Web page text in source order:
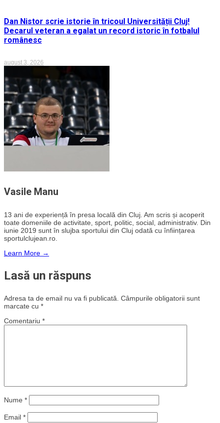
Dan Nistor scrie istorie în tricoul Universității Cluj!
Decarul veteran a egalat un record istoric în fotbalul
românesc
august 3, 2026
Vasile Manu
13 ani de experiență în presa locală din Cluj. Am scris și acoperit
toate domeniile de activitate, sport, politic, social, administrativ. Din
iunie 2019 sunt în slujba sportului din Cluj odată cu înființarea
sportulclujean.ro.
Learn More →
Lasă un răspuns
Adresa ta de email nu va fi publicată. Câmpurile obligatorii sunt
marcate cu *
Comentariu *
Nume *
Email *